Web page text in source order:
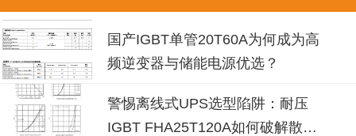
国产IGBT单管20T60A为何成为高
频逆变器与储能电源优选？
警惕离线式UPS选型陷阱：耐压
IGBT FHA25T120A如何破解散热